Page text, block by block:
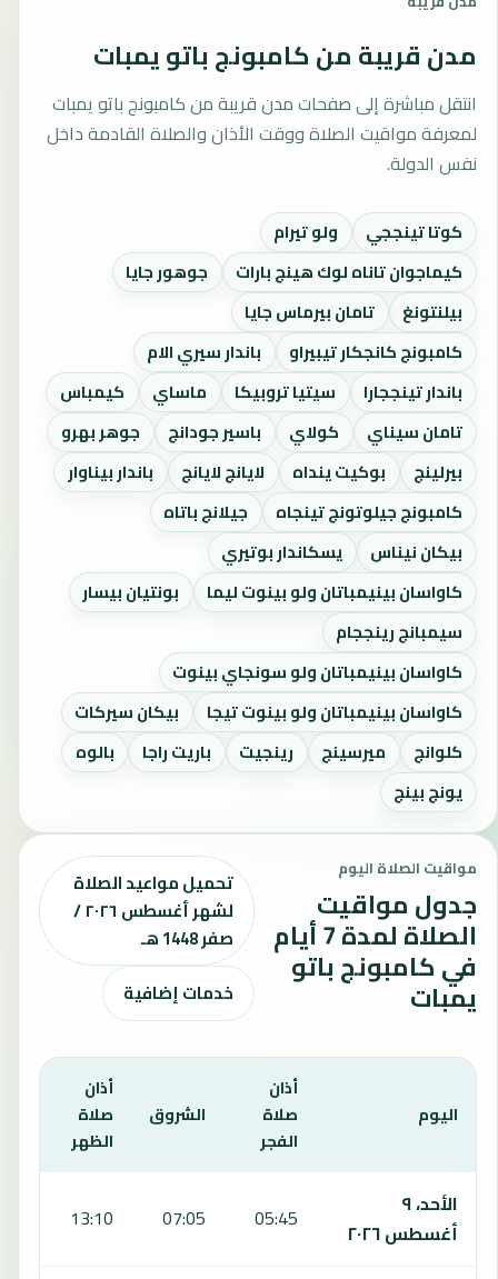
مدن قريبة من كامبونج باتو يمبات
انتقل مباشرة إلى صفحات مدن قريبة من كامبونج باتو يمبات
لمعرفة مواقيت الصلاة ووقت الأذان والصلاة القادمة داخل
نفس الدولة.
كوتا تينججي
ولو تيرام
كيماجوان تاناه لوك هينج بارات
جوهور جايا
بيلنتونغ
تامان بيرماس جايا
كامبونج كانجكار تيبيراو
باندار سيري الام
باندار تينججارا
سيتيا تروبيكا ماساي
كيمباس
تامان سيناي
كولاي باسير جودانج
جوهر بهرو
بيرلينج
بوكيت ينداه لايانج لايانج
باندار بيناوار
كامبونج جيلوتونج تينجاه
جيلانج باتاه
بيكان نيناس
يسكاندار بوتيري
كاواسان بينيمباتان ولو بينوت ليما
بونتيان بيسار
سيمبانج رينججام
كاواسان بينيمباتان ولو سونجاي بينوت
كاواسان بينيمباتان ولو بينوت تيجا
بيكان سيركات
كلوانج
ميرسينج رينجيت باريت راجا
بالوه
يونج بينج
مواقيت الصلاة اليوم
جدول مواقيت
الصلاة لمدة 7 أيام
في كامبونج باتو
يمبات
تحميل مواعيد الصلاة
لشهر أغسطس ٢٠٢٦ /
صفر 1448 هـ
خدمات إضافية
اليوم
أذان
صلاة
الفجر
الشروق
أذان
صلاة
الظهر
الأحد، ٩
أغسطس ٢٠٢٦
05:45
07:05
13:10